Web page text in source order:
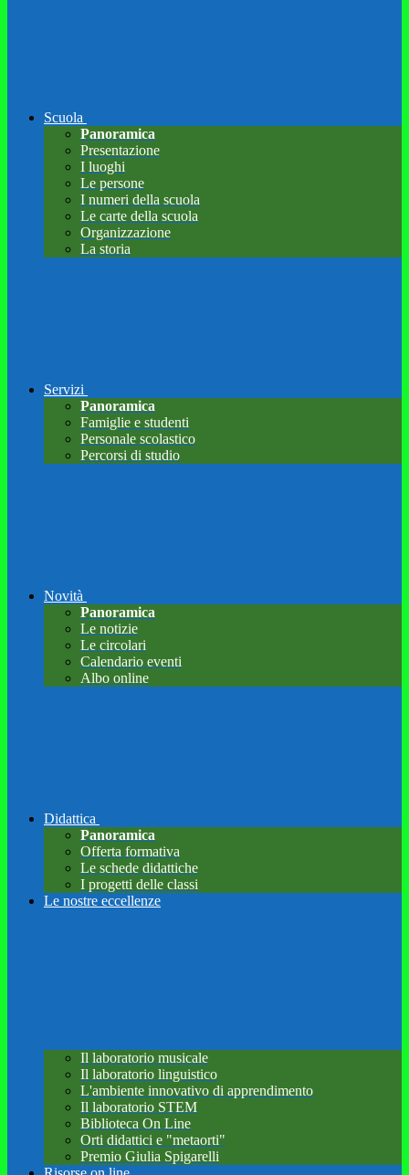
Scuola
Panoramica
Presentazione
I luoghi
Le persone
I numeri della scuola
Le carte della scuola
Organizzazione
La storia
Servizi
Panoramica
Famiglie e studenti
Personale scolastico
Percorsi di studio
Novità
Panoramica
Le notizie
Le circolari
Calendario eventi
Albo online
Didattica
Panoramica
Offerta formativa
Le schede didattiche
I progetti delle classi
Le nostre eccellenze
Il laboratorio musicale
Il laboratorio linguistico
L'ambiente innovativo di apprendimento
Il laboratorio STEM
Biblioteca On Line
Orti didattici e "metaorti"
Premio Giulia Spigarelli